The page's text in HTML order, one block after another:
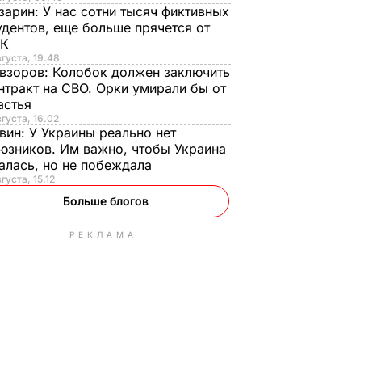
У нас сотни тысяч фиктивных
еще больше прячется от
19.48
Колобок должен заключить
на СВО. Орки умирали бы от
16.02
У Украины реально нет
Им важно, чтобы Украина
но не побеждала
15.12
Больше блогов
РЕКЛАМА